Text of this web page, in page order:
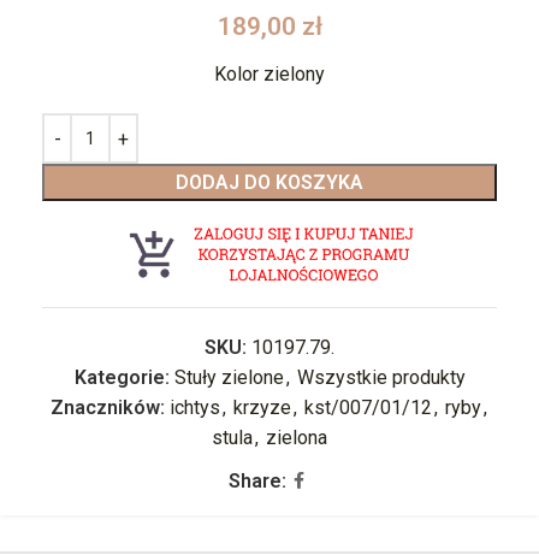
189,00 zł
Kolor zielony
DODAJ DO KOSZYKA
SKU: 10197.79.
Kategorie: Stuły zielone, Wszystkie produkty
Znaczników: ichtys, krzyze, kst/007/01/12, ryby,
stula, zielona
Share: